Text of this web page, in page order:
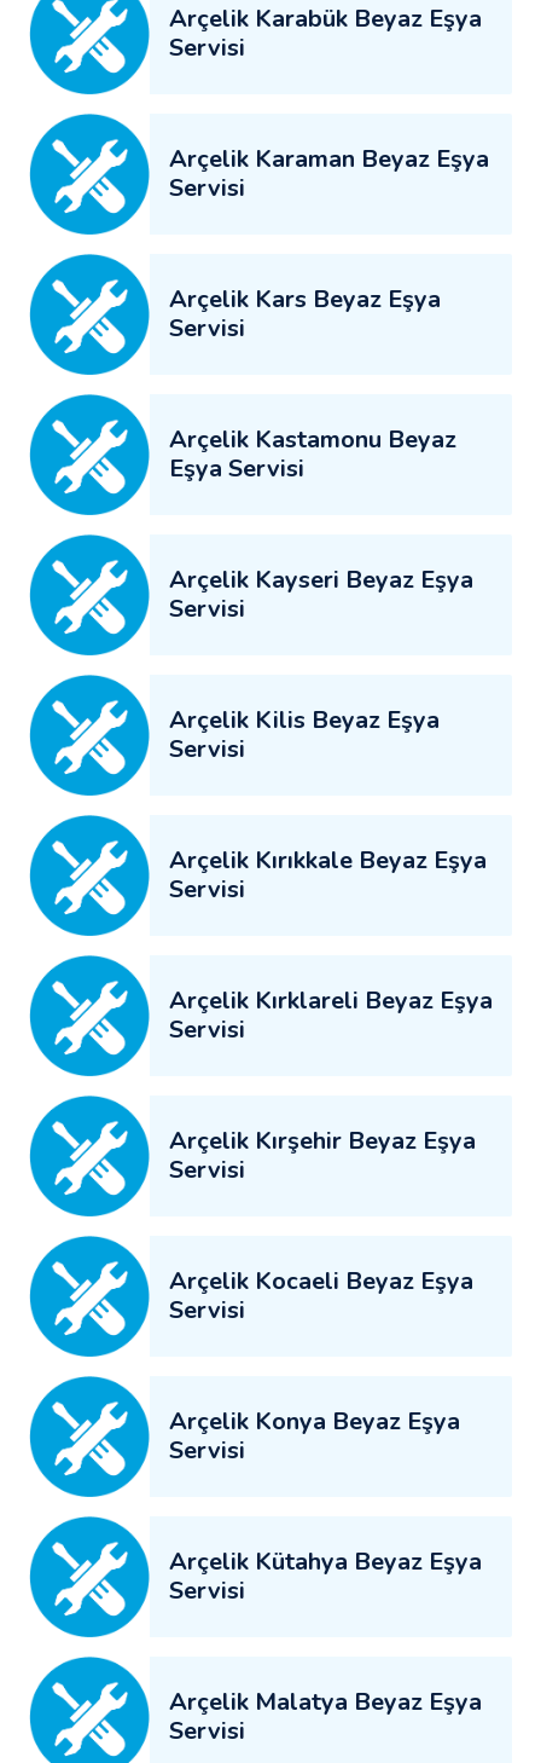
Arçelik Karabük Beyaz Eşya
Servisi
Arçelik Karaman Beyaz Eşya
Servisi
Arçelik Kars Beyaz Eşya
Servisi
Arçelik Kastamonu Beyaz
Eşya Servisi
Arçelik Kayseri Beyaz Eşya
Servisi
Arçelik Kilis Beyaz Eşya
Servisi
Arçelik Kırıkkale Beyaz Eşya
Servisi
Arçelik Kırklareli Beyaz Eşya
Servisi
Arçelik Kırşehir Beyaz Eşya
Servisi
Arçelik Kocaeli Beyaz Eşya
Servisi
Arçelik Konya Beyaz Eşya
Servisi
Arçelik Kütahya Beyaz Eşya
Servisi
Arçelik Malatya Beyaz Eşya
Servisi